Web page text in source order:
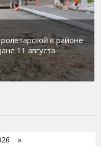
в районе
11 августа
»